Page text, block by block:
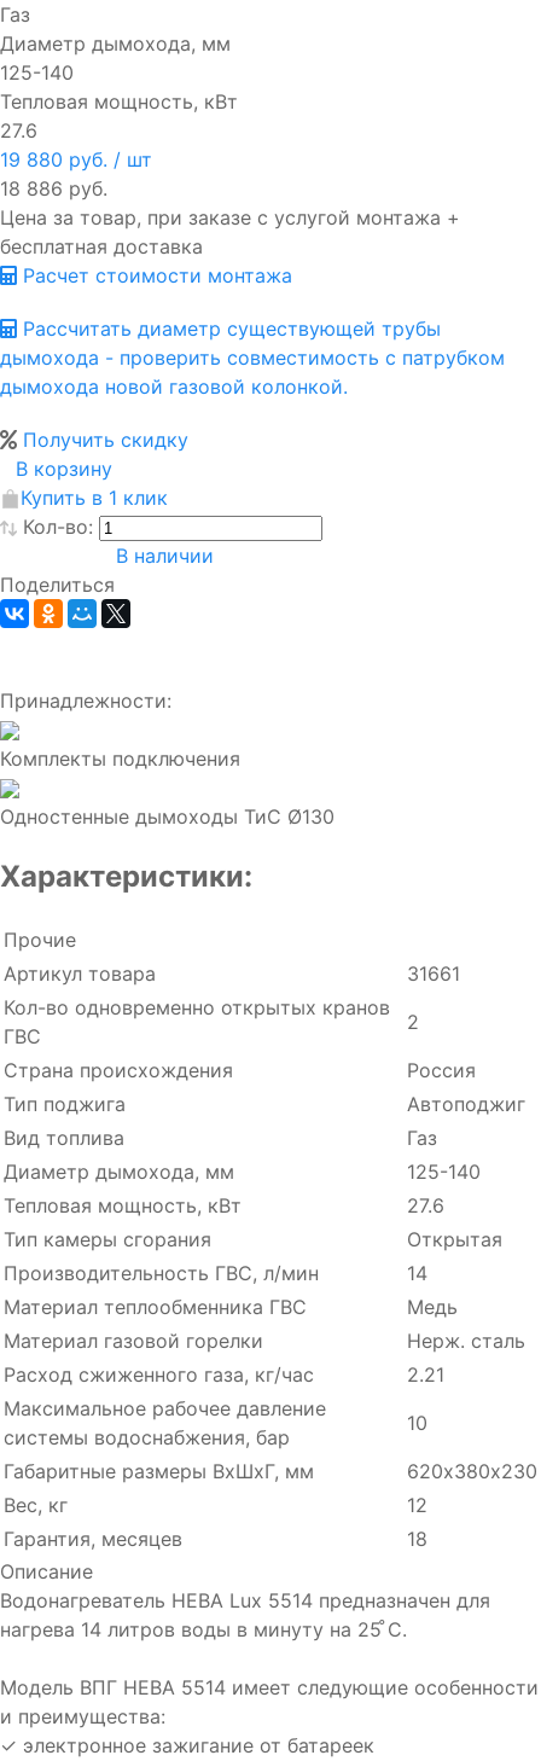
Газ
Диаметр дымохода, мм
125-140
Тепловая мощность, кВт
27.6
19 880 руб. / шт
18 886 руб.
Цена за товар, при заказе с услугой монтажа +
бесплатная доставка
Расчет стоимости монтажа
Рассчитать диаметр существующей трубы
дымохода - проверить совместимость с патрубком
дымохода новой газовой колонкой.
Получить скидку
В корзину
Купить в 1 клик
Кол-во:
В наличии
Поделиться
Принадлежности:
Комплекты подключения
Одностенные дымоходы ТиС Ø130
Характеристики:
Прочие
Артикул товара
31661
Кол-во одновременно открытых кранов
ГВС
2
Страна происхождения
Россия
Тип поджига
Автоподжиг
Вид топлива
Газ
Диаметр дымохода, мм
125-140
Тепловая мощность, кВт
27.6
Тип камеры сгорания
Открытая
Производительность ГВC, л/мин
14
Материал теплообменника ГВС
Медь
Материал газовой горелки
Нерж. сталь
Расход cжиженного газа, кг/час
2.21
Максимальное рабочее давление
системы водоснабжения, бар
10
Габаритные размеры ВхШхГ, мм
620х380х230
Вес, кг
12
Гарантия, месяцев
18
Описание
Водонагреватель НЕВА Lux 5514 предназначен для
нагрева 14 литров воды в минуту на 25 ̊С.
Модель ВПГ НЕВА 5514 имеет следующие особенности
и преимущества:
✓ электронное зажигание от батареек